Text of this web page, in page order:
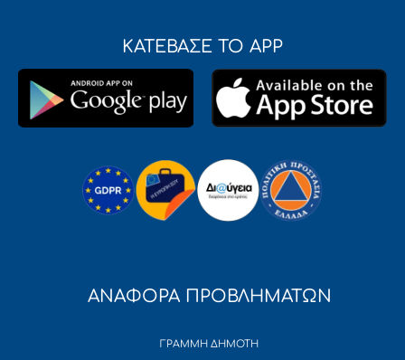
ΚΑΤΕΒΑΣΕ ΤΟ APP
ΑΝΑΦΟΡΑ ΠΡΟΒΛΗΜΑΤΩΝ
ΓΡΑΜΜΗ ΔΗΜΟΤΗ